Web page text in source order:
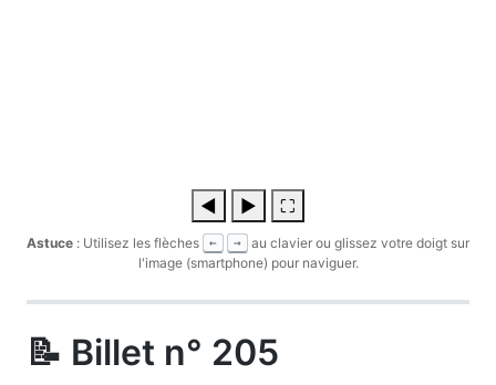
◀ ▶ ⛶
Astuce : Utilisez les flèches ← →
au clavier ou glissez votre doigt sur
l'image (smartphone) pour naviguer.
📝 Billet n° 205